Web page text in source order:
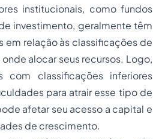
institucionais, como fundos
investimento, geralmente têm
em relação às classificações de
alocar seus recursos. Logo,
com classificações inferiores
para atrair esse tipo de
afetar seu acesso a capital e
de crescimento.